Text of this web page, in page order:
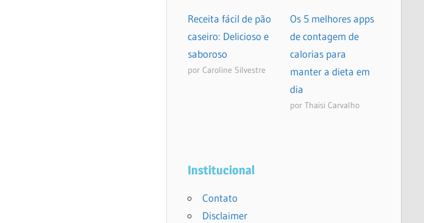
Receita fácil de pão
caseiro: Delicioso e
saboroso
por Caroline Silvestre
Os 5 melhores apps
de contagem de
calorias para
manter a dieta em
dia
por Thaisi Carvalho
Institucional
Contato
Disclaimer